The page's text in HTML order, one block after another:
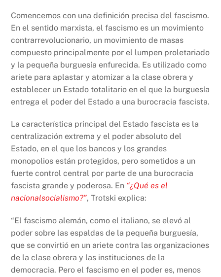
Comencemos con una definición precisa del fascismo.
En el sentido marxista, el fascismo es un movimiento
contrarrevolucionario, un movimiento de masas
compuesto principalmente por el lumpen proletariado
y la pequeña burguesía enfurecida. Es utilizado como
ariete para aplastar y atomizar a la clase obrera y
establecer un Estado totalitario en el que la burguesía
entrega el poder del Estado a una burocracia fascista.
La característica principal del Estado fascista es la
centralización extrema y el poder absoluto del
Estado, en el que los bancos y los grandes
monopolios están protegidos, pero sometidos a un
fuerte control central por parte de una burocracia
fascista grande y poderosa. En “¿Qué es el
nacionalsocialismo?”, Trotski explica:
“El fascismo alemán, como el italiano, se elevó al
poder sobre las espaldas de la pequeña burguesía,
que se convirtió en un ariete contra las organizaciones
de la clase obrera y las instituciones de la
democracia. Pero el fascismo en el poder es, menos